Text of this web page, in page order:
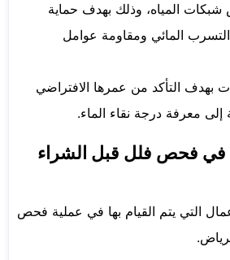
المياه، وذلك بهدف حماية
المائي ومقاومة عوامل
بهدف التأكد من عمرها الافتراضي
إلى معرفة درجة نقاء الماء.
في فحص فلل قبل الشراء
التي يتم القيام بها في عملية فحص